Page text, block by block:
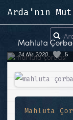
Arda'nın
Mahluta
24 Nis 2020 5
Mahluta